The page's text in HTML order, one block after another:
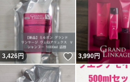
3,426円 いいね！
3,990円